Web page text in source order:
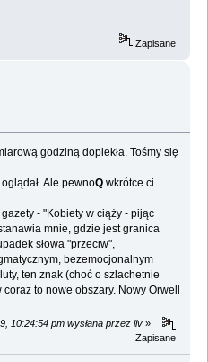
Zapisane
godziną dopiekła. Tośmy się
Ale pewnoQ wkrótce ci
- "Kobiety w ciąży - pijąc
mnie, gdzie jest granica
słowa "przeciw",
bezemocjonalnym
ten znak (choć o szlachetnie
to nowe obszary. Nowy Orwell
10:24:54 pm wysłana przez liv »
Zapisane